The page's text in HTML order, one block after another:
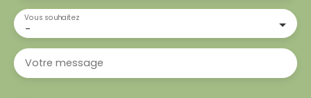
-
Vous souhaitez
Votre message